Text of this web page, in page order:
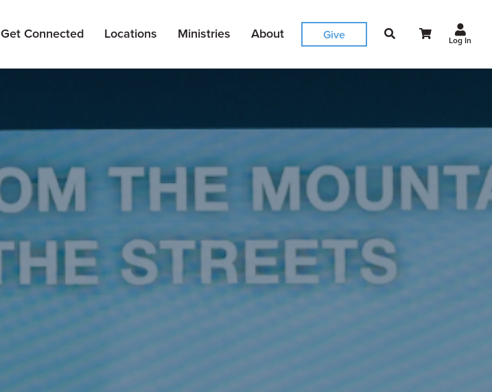
Get Connected Locations Ministries About Give Log In